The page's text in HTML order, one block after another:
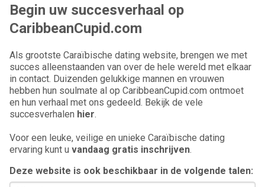
Begin uw succesverhaal op
CaribbeanCupid.com
Als grootste Caraïbische dating website, brengen we met
succes alleenstaanden van over de hele wereld met elkaar
in contact. Duizenden gelukkige mannen en vrouwen
hebben hun soulmate al op CaribbeanCupid.com ontmoet
en hun verhaal met ons gedeeld. Bekijk de vele
succesverhalen hier.
Voor een leuke, veilige en unieke Caraïbische dating
ervaring kunt u vandaag gratis inschrijven.
Deze website is ook beschikbaar in de volgende talen: